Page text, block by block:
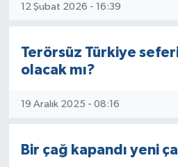
12 Şubat 2026 - 16:39
Terörsüz Türkiye
olacak mı?
19 Aralık 2025 - 08:16
Bir çağ kapandı yeni